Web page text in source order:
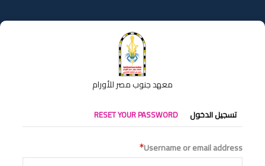
إلى
المحتوى
معهد جنوب مصر للأورام
التبويبات
الأساسية
تسجيل الدخول RESET YOUR PASSWORD
Username or email address